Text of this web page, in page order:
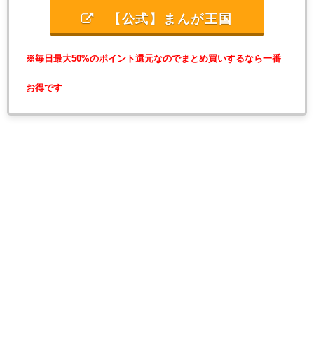
【公式】まんが王国
※毎日最大50%のポイント還元なのでまとめ買いするなら一番
お得です